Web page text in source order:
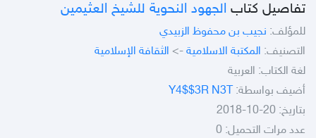
تفاصيل كتاب الجهود النحوية للشيخ العثيمين
للمؤلف: نجيب بن محفوظ الزبيدي
التصنيف: المكتبة الاسلامية -> الثقافة الإسلامية
لغة الكتاب: العربية
أضيف بواسطة: Y4$$3R N3T
بتاريخ: 20-10-2018
عدد مرات التحميل: 0